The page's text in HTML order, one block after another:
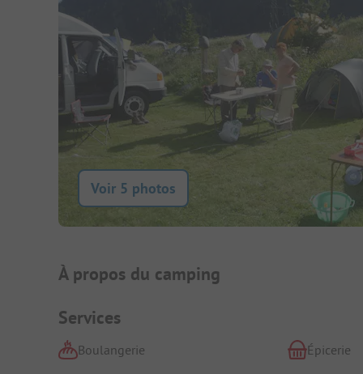
Voir 5 photos
Présentation du camping
À propos du camping
Services
Boulangerie Épicerie